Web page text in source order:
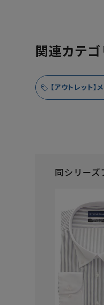
関連カテ
【アウトレット】
同シリーズ